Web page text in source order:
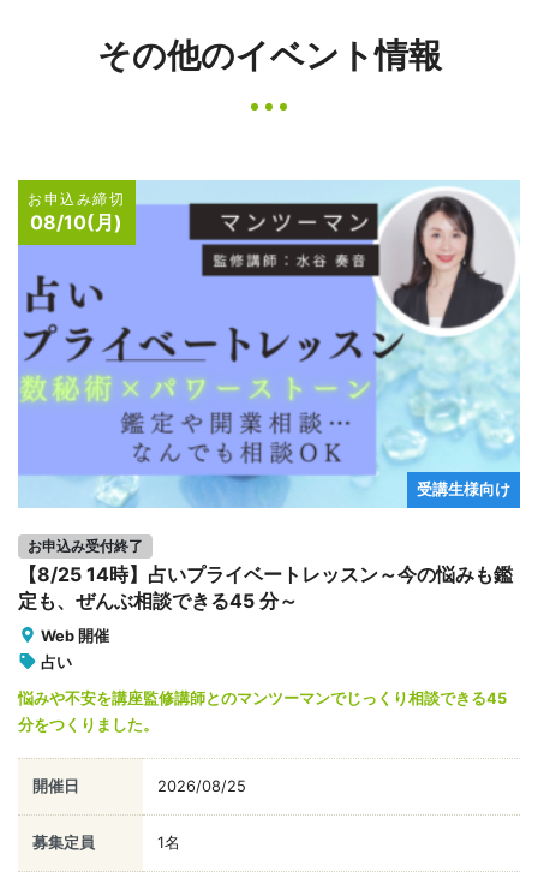
その他のイベント情報
お申込み締切
08/10(月)
受講生様向け
お申込み受付終了
【8/25 14時】占いプライベートレッスン～今の悩みも鑑
定も、ぜんぶ相談できる45 分～
Web 開催
占い
悩みや不安を講座監修講師とのマンツーマンでじっくり相談できる45
分をつくりました。
開催日 2026/08/25
募集定員 1名